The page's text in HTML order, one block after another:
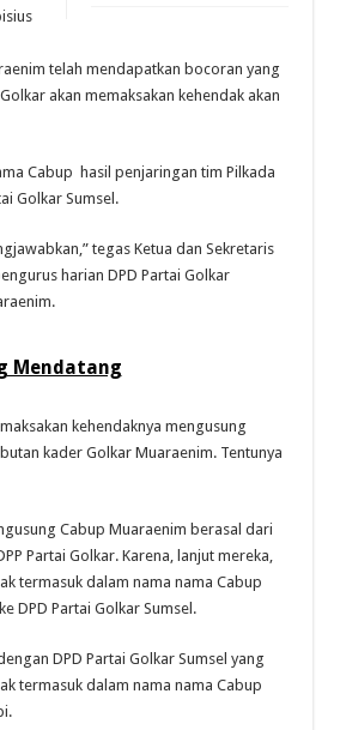
telah mendapatkan bocoran yang
akan memaksakan kehendak akan
Cabup hasil penjaringan tim Pilkada
Golkar Sumsel.
tegas Ketua dan Sekretaris
harian DPD Partai Golkar
Mendatang
kehendaknya mengusung
kader Golkar Muaraenim. Tentunya
Cabup Muaraenim berasal dari
Partai Golkar. Karena, lanjut mereka,
termasuk dalam nama nama Cabup
DPD Partai Golkar Sumsel.
DPD Partai Golkar Sumsel yang
termasuk dalam nama nama Cabup